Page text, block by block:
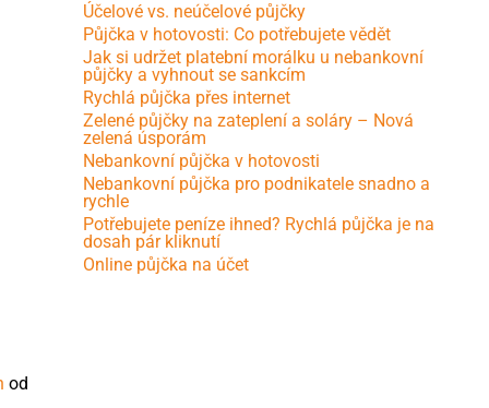
od
Účelové vs. neúčelové půjčky
Půjčka v hotovosti: Co potřebujete vědět
Jak si udržet platební morálku u nebankovní
půjčky a vyhnout se sankcím
Rychlá půjčka přes internet
Zelené půjčky na zateplení a soláry – Nová
zelená úsporám
Nebankovní půjčka v hotovosti
Nebankovní půjčka pro podnikatele snadno a
rychle
Potřebujete peníze ihned? Rychlá půjčka je na
dosah pár kliknutí
Online půjčka na účet